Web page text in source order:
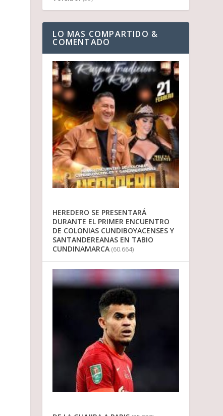
LO MAS COMPARTIDO &
COMENTADO
HEREDERO SE PRESENTARÁ
DURANTE EL PRIMER ENCUENTRO
DE COLONIAS CUNDIBOYACENSES Y
SANTANDEREANAS EN TABIO
CUNDINAMARCA (60.664)